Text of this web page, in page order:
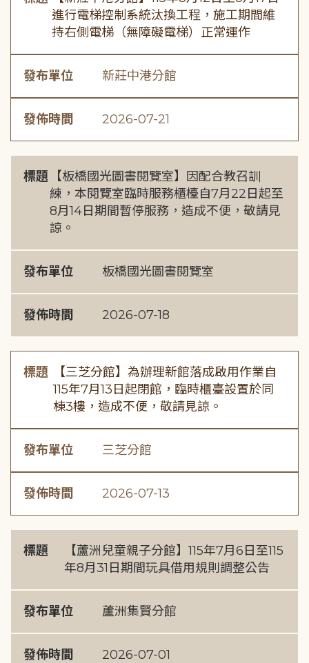
進行電梯控制系統汰換工程，施工期間維
持右側電梯（無障礙電梯）正常運作
發布單位 新莊中港分館
發佈時間 2026-07-21
標題
【板橋國光圖書閱覽室】因配合教召訓
練，本閱覽室臨時服務櫃檯自7月22日起至
8月14日期間暫停服務，造成不便，敬請見
諒。
發布單位 板橋國光圖書閱覽室
發佈時間 2026-07-18
標題
【三芝分館】為辦理新館落成啟用作業自
115年7月13日起閉館，臨時櫃臺設置於同
棟3樓，造成不便，敬請見諒。
發布單位 三芝分館
發佈時間 2026-07-13
標題
【蘆洲兒童親子分館】115年7月6日至115
年8月31日期間玩具借用規則調整公告
發布單位 蘆洲集賢分館
發佈時間 2026-07-01